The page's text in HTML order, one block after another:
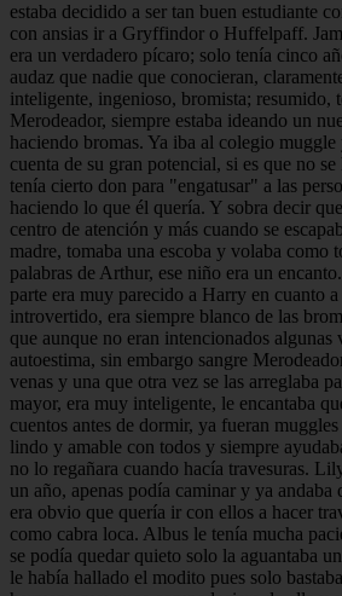
estaba decidido a ser tan buen estudiante
con ansias ir a Gryffindor o Huffelpaff.
era un verdadero pícaro; solo tenía cinco
audaz que nadie que conocieran,
inteligente, ingenioso, bromista; resumido,
Merodeador, siempre estaba ideando un
haciendo bromas. Ya iba al colegio
cuenta de su gran potencial, si es que no
tenía cierto don para "engatusar" a las
haciendo lo que él quería. Y sobra decir
centro de atención y más cuando se
madre, tomaba una escoba y volaba como
palabras de Arthur, ese niño era un
parte era muy parecido a Harry en cuanto
introvertido, era siempre blanco de las
que aunque no eran intencionados algunas
autoestima, sin embargo sangre
venas y una que otra vez se las arreglaba
mayor, era muy inteligente, le encantaba
cuentos antes de dormir, ya fueran
lindo y amable con todos y siempre
no lo regañara cuando hacía travesuras.
un año, apenas podía caminar y ya andaba
era obvio que quería ir con ellos a hacer
como cabra loca. Albus le tenía mucha
se podía quedar quieto solo la aguantaba
le había hallado el modito pues solo